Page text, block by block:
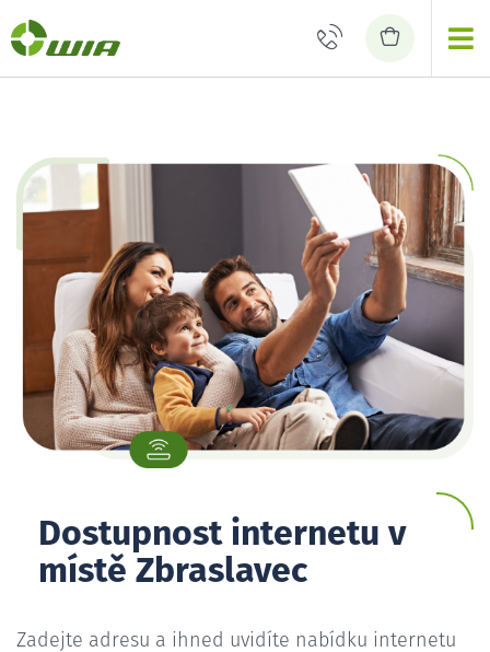
Dostupnost internetu v
místě Zbraslavec
Zadejte adresu a ihned uvidíte nabídku internetu